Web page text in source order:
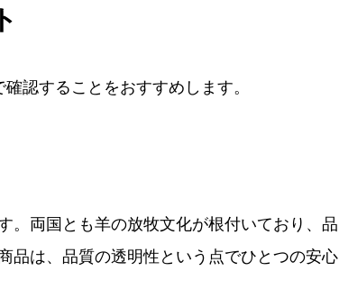
認することをおすすめします。
。両国とも羊の放牧文化が根付いており、品
品は、品質の透明性という点でひとつの安心